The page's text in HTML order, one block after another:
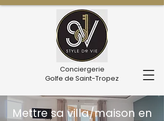
Conciergerie
Golfe de Saint-Tropez
Mettre sa villa/maison en